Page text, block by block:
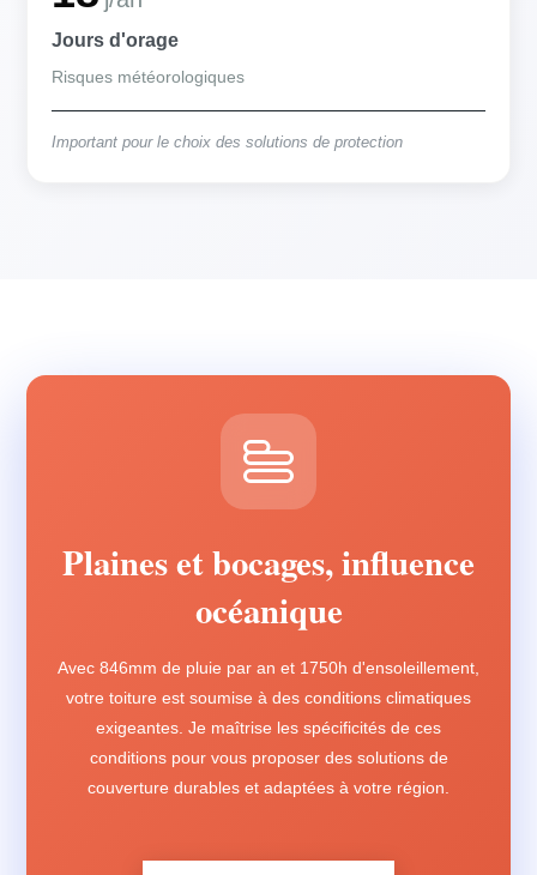
Jours d'orage
Risques météorologiques
Important pour le choix des solutions de protection
Plaines et bocages, influence
océanique
Avec 846mm de pluie par an et 1750h d'ensoleillement,
votre toiture est soumise à des conditions climatiques
exigeantes. Je maîtrise les spécificités de ces
conditions pour vous proposer des solutions de
couverture durables et adaptées à votre région.